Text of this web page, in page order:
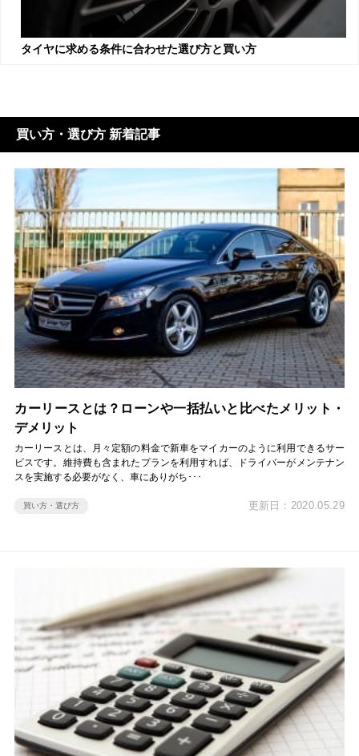
タイヤに求める条件に合わせた選び方と買い方
買い方・選び方 新着記事
カーリースとは？ローンや一括払いと比べたメリット・
デメリット
カーリースとは、月々定額の料金で新車をマイカーのように利用できるサー
ビスです。維持費も含まれたプランを利用すれば、ドライバーがメンテナン
スを実施する必要がなく、車にありがち･･･
買い方・選び方 更新日：2020.05.29